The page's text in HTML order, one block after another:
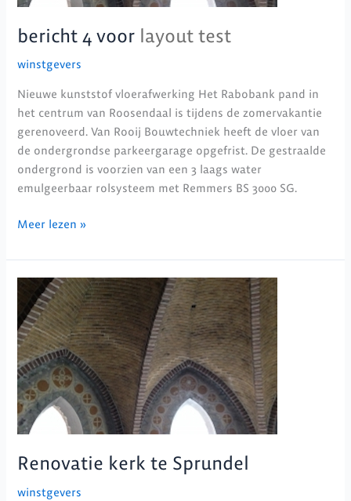
bericht 4 voor layout test
winstgevers
Nieuwe kunststof vloerafwerking Het Rabobank pand in
het centrum van Roosendaal is tijdens de zomervakantie
gerenoveerd. Van Rooij Bouwtechniek heeft de vloer van
de ondergrondse parkeergarage opgefrist. De gestraalde
ondergrond is voorzien van een 3 laags water
emulgeerbaar rolsysteem met Remmers BS 3000 SG.
Meer lezen »
Renovatie kerk te Sprundel
winstgevers
Renovatie
kerk
te
Sprundel